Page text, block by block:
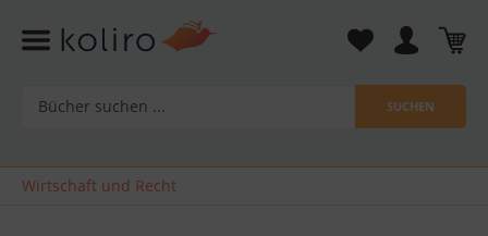
SUCHEN
Wirtschaft und Recht